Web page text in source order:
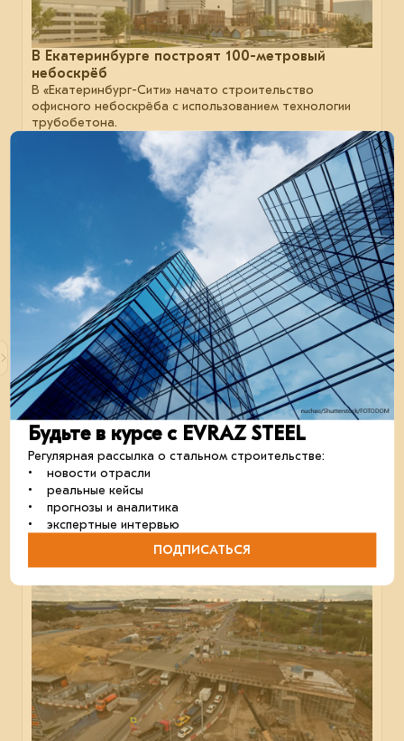
В Екатеринбурге построят 100-метровый
небоскрёб
В «Екатеринбург-Сити» начато строительство
офисного небоскрёба с использованием технологии
трубобетона.
строительство металлоконструкции
Стальную балку для детектора частиц DUNE
спустили в шахту
Участники эксперимента по исследованию нейтрино
DUNE успешно провели тест по спуску и подъёму
в шахту стальной балки для детектора частиц.
сталь строительство
04 сентября 2024
Будьте в курсе с EVRAZ STEEL
Регулярная рассылка о стальном строительстве:
• новости отрасли
• реальные кейсы
• прогнозы и аналитика
• экспертные интервью
ПОДПИСАТЬСЯ